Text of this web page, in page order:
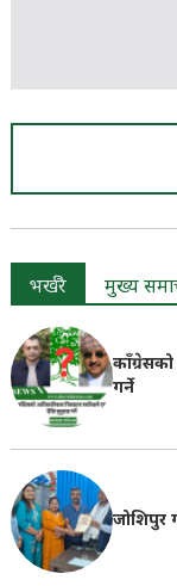
भर्खरै मुख्य
गर्ने
जोशिपुर